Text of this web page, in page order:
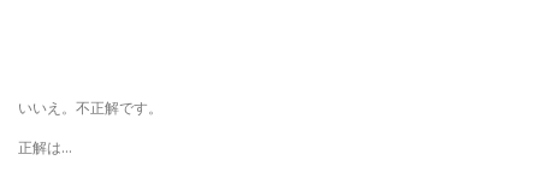
いいえ。不正解です。
正解は…